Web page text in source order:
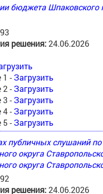
бюджета Шпаковского
93
решения:24.06.2026
1 - Загрузить
2 - Загрузить
3 - Загрузить
4 - Загрузить
5 - Загрузить
публичных слушаний
округа
округа
92
решения:24.06.2026